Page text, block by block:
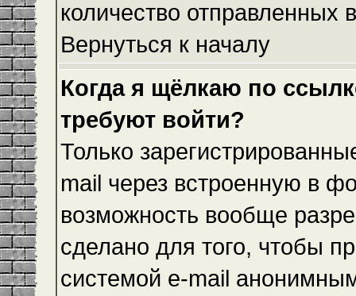
количество
Вернуться к началу
Когда я щёлкаю по
требуют войти?
Только
mail через встроенную в
возможность вообще
сделано для того, чтобы
системой e-mail